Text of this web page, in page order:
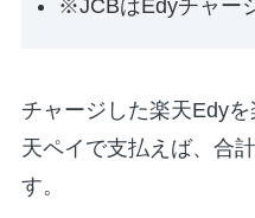
※JCBはEdyチャー
チャージした楽天Edy
天ペイで支払えば、合
す。